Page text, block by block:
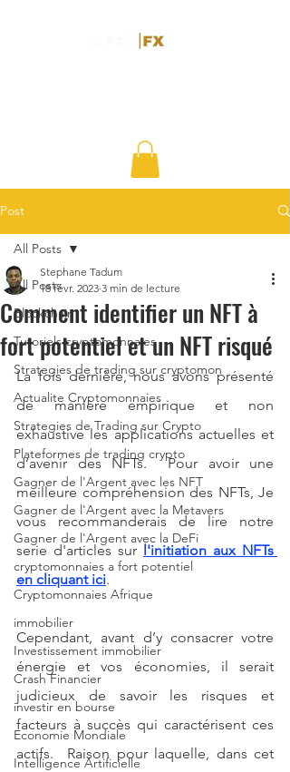
Post
All Posts
Blockchain
Tutoriels cryptomonnaies
Strategies de trading sur cryptomon
Actualite Cryptomonnaies
Strategies de Trading sur Crypto
Plateformes de trading crypto
Gagner de l'Argent avec les NFT
Gagner de l'Argent avec la Metavers
Gagner de l'Argent avec la DeFi
cryptomonnaies a fort potentiel
Cryptomonnaies Afrique
immobilier
Investissement immobilier
Crash Financier
investir en bourse
Economie Mondiale
Intelligence Artificielle
All Posts
Comment identifier un NFT à
fort potentiel et un NFT risqué
Stephane Tadum
18 févr. 2023 3 min de lecture
La fois dernière, nous avons présenté
de manière empirique et non
exhaustive les applications actuelles et
d’avenir des NFTs.  Pour avoir une
meilleure compréhension des NFTs, Je
vous recommanderais de lire notre
serie d'articles sur l'initiation aux NFTs
en cliquant ici.
Cependant, avant d’y consacrer votre
énergie et vos économies, il serait
judicieux de savoir les risques et
facteurs à succès qui caractérisent ces
actifs.  Raison pour laquelle, dans cet